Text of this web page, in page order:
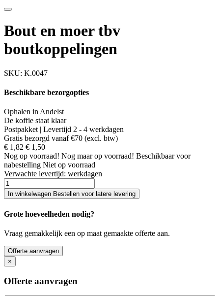
Bout en moer tbv
boutkoppelingen
SKU: K.0047
Beschikbare bezorgopties
Ophalen in Andelst
De koffie staat klaar
Postpakket | Levertijd 2 - 4 werkdagen
Gratis bezorgd vanaf €70 (excl. btw)
€ 1,82 € 1,50
Nog op voorraad! Nog maarop voorraad! Beschikbaar voor
nabestelling Niet op voorraad
Verwachte levertijd: werkdagen
In winkelwagen Bestellen voor latere levering
Grote hoeveelheden nodig?
Vraag gemakkelijk een op maat gemaakte offerte aan.
Offerte aanvragen
×
Offerte aanvragen